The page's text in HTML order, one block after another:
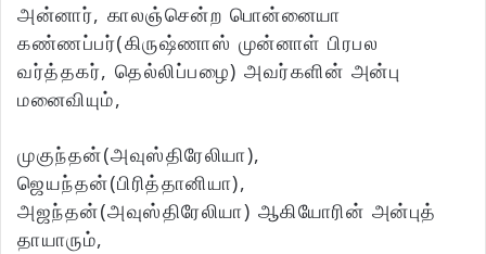
அன்னார், காலஞ்சென்ற பொன்னையா
கண்ணப்பர்(கிருஷ்ணாஸ் முன்னாள் பிரபல
வர்த்தகர், தெல்லிப்பழை) அவர்களின் அன்பு
மனைவியும்,
முகுந்தன்(அவுஸ்திரேலியா),
ஜெயந்தன்(பிரித்தானியா),
அஜந்தன்(அவுஸ்திரேலியா) ஆகியோரின் அன்புத்
தாயாரும்,